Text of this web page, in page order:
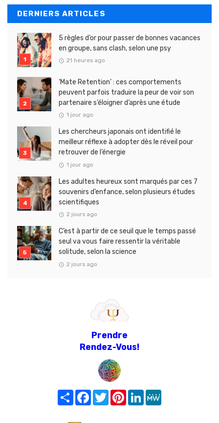
DERNIERS ARTICLES
5 règles d’or pour passer de bonnes vacances
en groupe, sans clash, selon une psy
21 heures ago
‘Mate Retention’ : ces comportements
peuvent parfois traduire la peur de voir son
partenaire s’éloigner d’après une étude
1 jour ago
Les chercheurs japonais ont identifié le
meilleur réflexe à adopter dès le réveil pour
retrouver de l’énergie
1 jour ago
Les adultes heureux sont marqués par ces 7
souvenirs d’enfance, selon plusieurs études
scientifiques
2 jours ago
C’est à partir de ce seuil que le temps passé
seul va vous faire ressentir la véritable
solitude, selon la science
2 jours ago
Prendre
Rendez-Vous!
Share FacebookTwitterPinterest
LinkedIn